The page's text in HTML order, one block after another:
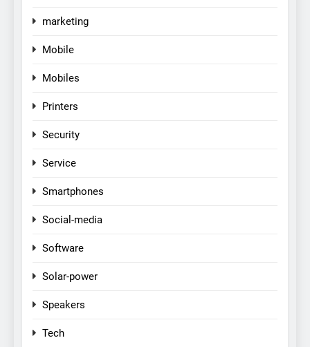
marketing
Mobile
Mobiles
Printers
Security
Service
Smartphones
Social-media
Software
Solar-power
Speakers
Tech